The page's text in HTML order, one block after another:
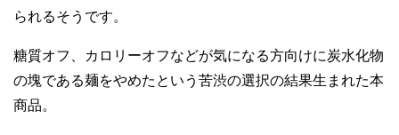
られるそうです。
糖質オフ、カロリーオフなどが気になる方向けに炭水化物
の塊である麺をやめたという苦渋の選択の結果生まれた本
商品。